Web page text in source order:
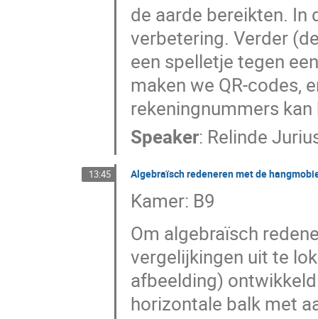
de aarde bereikten. In
verbetering. Verder
een spelletje tegen
maken we QR-codes,
rekeningnummers
Speaker: Relinde
13:45 Algebraïsch redeneren met de
Kamer: B9
Om algebraïsch
vergelijkingen uit te
afbeelding)
horizontale balk met